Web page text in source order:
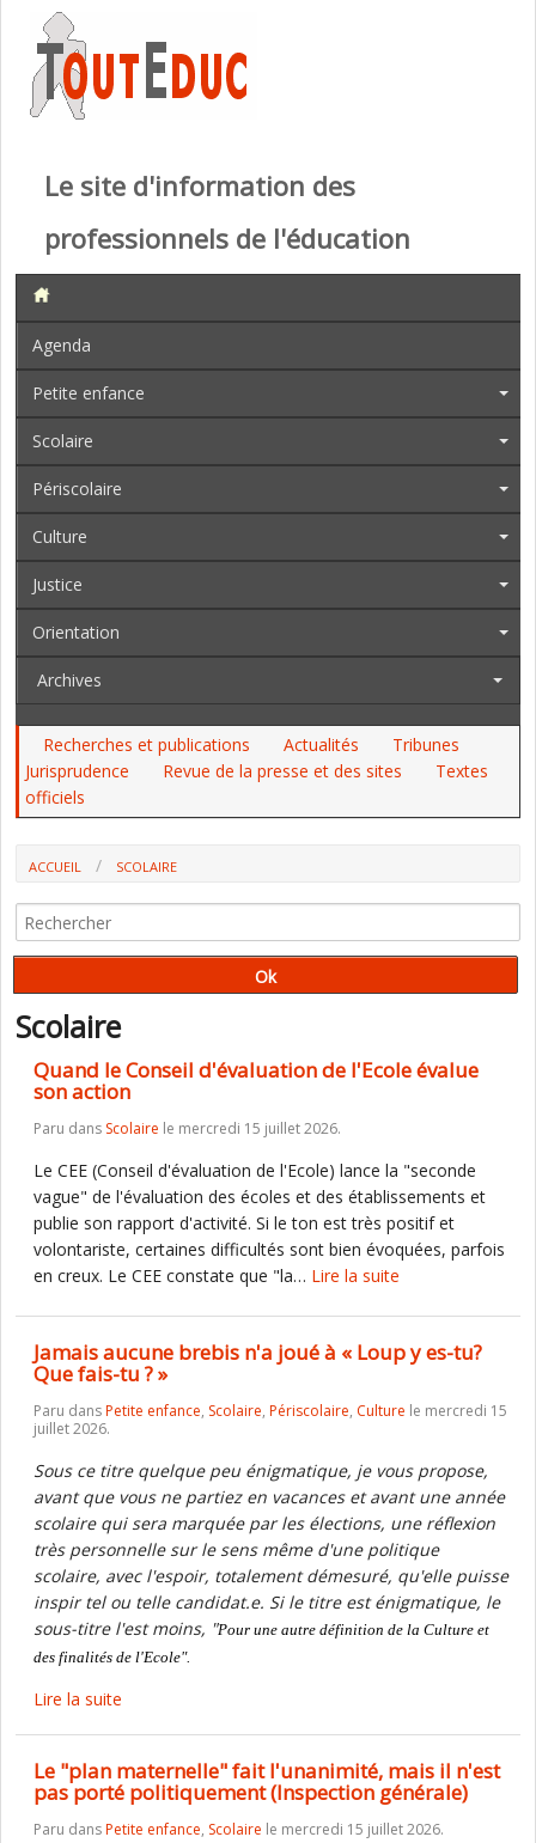
Le site d'information des
professionnels de l'éducation
Agenda
Petite enfance
Scolaire
Périscolaire
Culture
Justice
Orientation
Archives
Recherches et publications Actualités
Tribunes
Jurisprudence
Revue de la presse et des sites
Textes
officiels
ACCUEIL SCOLAIRE
Scolaire
Quand le Conseil d'évaluation de l'Ecole évalue
son action
Paru dans Scolaire le mercredi 15 juillet 2026.
Le CEE (Conseil d'évaluation de l'Ecole) lance la "seconde
vague" de l'évaluation des écoles et des établissements et
publie son rapport d'activité. Si le ton est très positif et
volontariste, certaines difficultés sont bien évoquées, parfois
en creux. Le CEE constate que "la… Lire la suite
Jamais aucune brebis n'a joué à « Loup y es-tu?
Que fais-tu ? »
Paru dansPetite enfance, Scolaire, Périscolaire, Culture le mercredi 15
juillet 2026.
Sous ce titre quelque peu énigmatique, je vous propose,
avant que vous ne partiez en vacances et avant une année
scolaire qui sera marquée par les élections, une réflexion
très personnelle sur le sens même d'une politique
scolaire, avec l'espoir, totalement démesuré, qu'elle puisse
inspir tel ou telle candidat.e. Si le titre est énigmatique, le
sous-titre l'est moins, "Pour une autre définition de la Culture et
des finalités de l'Ecole".
Lire la suite
Le "plan maternelle" fait l'unanimité, mais il n'est
pas porté politiquement (Inspection générale)
Paru dansPetite enfance, Scolaire le mercredi 15 juillet 2026.